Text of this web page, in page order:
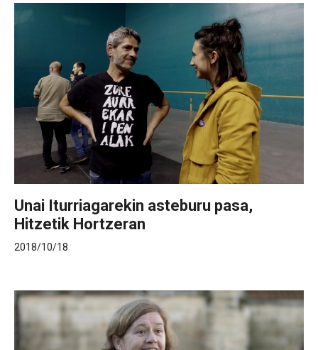
Unai Iturriagarekin asteburu pasa,
Hitzetik Hortzeran
2018/10/18